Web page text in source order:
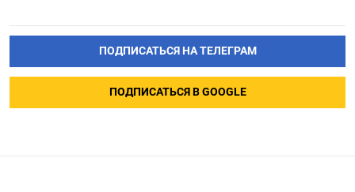
ПОДПИСАТЬСЯ НА ТЕЛЕГРАМ
ПОДПИСАТЬСЯ В GOOGLE